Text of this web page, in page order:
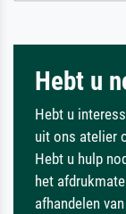
Hebt u
Hebt u
uit ons atelier
Hebt u hulp
het
afhandelen